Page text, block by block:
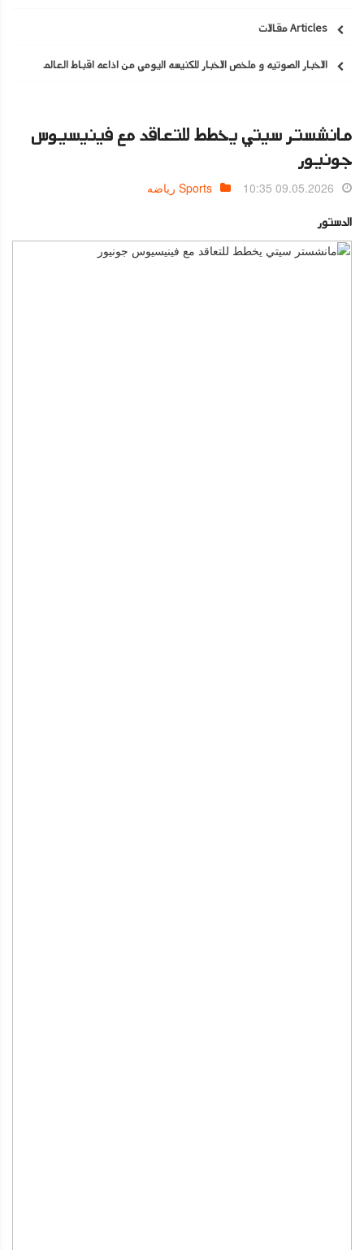
Articles مقالات
الاخبار الصوتيه و ملخص الاخبار للكنيسه اليومي من اذاعه اقباط العالم
مانشستر سيتي يخطط للتعاقد مع فينيسيوس
جونيور
09.05.2026 10:35 Sports رياضه
الدستور